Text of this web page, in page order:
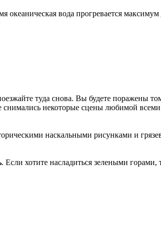
океаническая вода прогревается
туда снова. Вы будете поражены
снимались некоторые сцены любимой
наскальными рисунками и
. Если хотите насладиться зелеными